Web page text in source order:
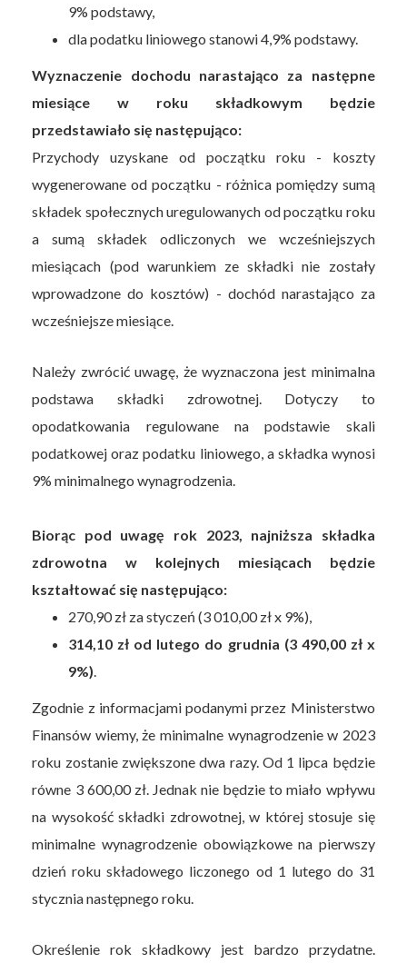
9% podstawy,
dla podatku liniowego stanowi 4,9% podstawy.
Wyznaczenie dochodu narastająco za następne
miesiące w roku składkowym będzie
przedstawiało się następująco:
Przychody uzyskane od początku roku - koszty
wygenerowane od początku - różnica pomiędzy sumą
składek społecznych uregulowanych od początku roku
a sumą składek odliczonych we wcześniejszych
miesiącach (pod warunkiem ze składki nie zostały
wprowadzone do kosztów) - dochód narastająco za
wcześniejsze miesiące.
Należy zwrócić uwagę, że wyznaczona jest minimalna
podstawa składki zdrowotnej. Dotyczy to
opodatkowania regulowane na podstawie skali
podatkowej oraz podatku liniowego, a składka wynosi
9% minimalnego wynagrodzenia.
Biorąc pod uwagę rok 2023, najniższa składka
zdrowotna w kolejnych miesiącach będzie
kształtować się następująco:
270,90 zł za styczeń (3 010,00 zł x 9%),
314,10 zł od lutego do grudnia (3 490,00 zł x
9%)
Zgodnie z informacjami podanymi przez Ministerstwo
Finansów wiemy, że minimalne wynagrodzenie w 2023
roku zostanie zwiększone dwa razy. Od 1 lipca będzie
równe 3 600,00 zł. Jednak nie będzie to miało wpływu
na wysokość składki zdrowotnej, w której stosuje się
minimalne wynagrodzenie obowiązkowe na pierwszy
dzień roku składowego liczonego od 1 lutego do 31
stycznia następnego roku.
Określenie rok składkowy jest bardzo przydatne.